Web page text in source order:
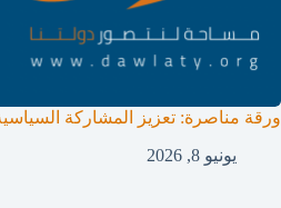
ورقة مناصرة: تعزيز المشاركة
يونيو 8, 2026